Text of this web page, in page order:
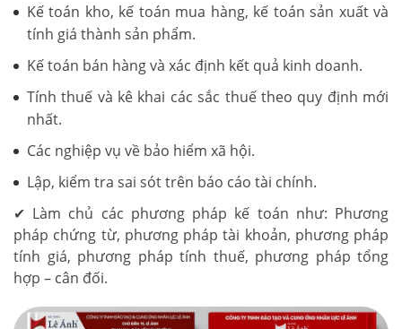
Kế toán kho, kế toán mua hàng, kế toán sản xuất và
tính giá thành sản phẩm.
Kế toán bán hàng và xác định kết quả kinh doanh.
Tính thuế và kê khai các sắc thuế theo quy định mới
nhất.
Các nghiệp vụ về bảo hiểm xã hội.
Lập, kiểm tra sai sót trên báo cáo tài chính.
✔ Làm chủ các phương pháp kế toán như: Phương
pháp chứng từ, phương pháp tài khoản, phương pháp
tính giá, phương pháp tính thuế, phương pháp tổng
hợp – cân đối.